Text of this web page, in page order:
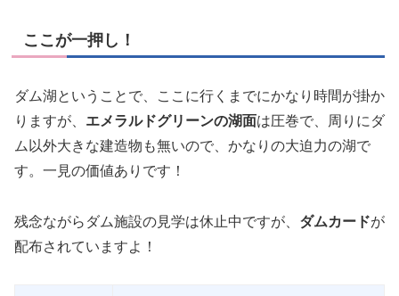
ここが一押し！
ダム湖ということで、ここに行くまでにかなり時間が掛か
りますが、 エメラルドグリーンの湖面は圧巻で、周りにダ
ム以外大きな建造物も無いので、かなりの大迫力の湖で
す。一見の価値ありです！
残念ながらダム施設の見学は休止中ですが、 ダムカードが
配布されていますよ！